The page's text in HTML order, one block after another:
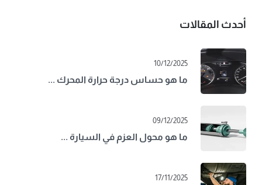
أحدث المقالات
10/12/2025
ما هو حساس درجة حرارة المحرك ...
09/12/2025
ما هو محول العزم في السيارة ...
17/11/2025